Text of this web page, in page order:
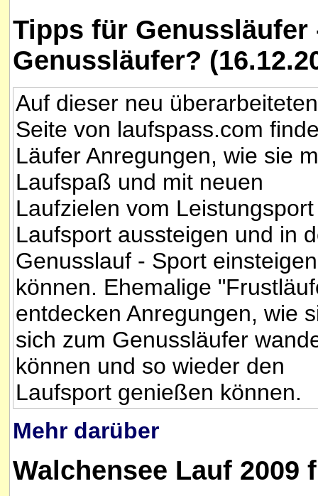
Tipps für Genussläufer
Genussläufer?
Auf dieser neu überarbeiteten
Seite von laufspass.com
Läufer Anregungen, wie sie
Laufspaß und mit neuen
Laufzielen vom
Laufsport aussteigen und in
Genusslauf - Sport einsteigen
können. Ehemalige
entdecken Anregungen, wie
sich zum Genussläufer
können und so wieder den
Laufsport genießen können.
Mehr darüber
Walchensee Lauf 2009